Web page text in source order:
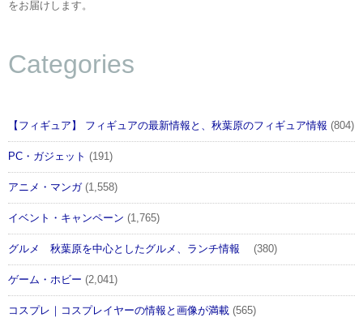
をお届けします。
Categories
【フィギュア】 フィギュアの最新情報と、秋葉原のフィギュア情報 (804)
PC・ガジェット (191)
アニメ・マンガ(1,558)
イベント・キャンペーン (1,765)
グルメ 秋葉原を中心としたグルメ、ランチ情報 (380)
ゲーム・ホビー (2,041)
コスプレ｜コスプレイヤーの情報と画像が満載 (565)